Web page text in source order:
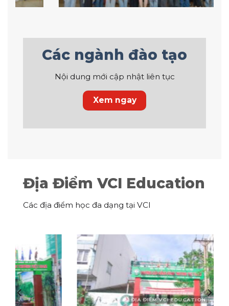
Các ngành đào tạo
Nội dung mới cập nhật liên tục
Xem ngay
Địa Điểm VCI Education
Các địa điểm học đa dạng tại VCI
ĐỊA ĐIỂM VCI EDUCATION